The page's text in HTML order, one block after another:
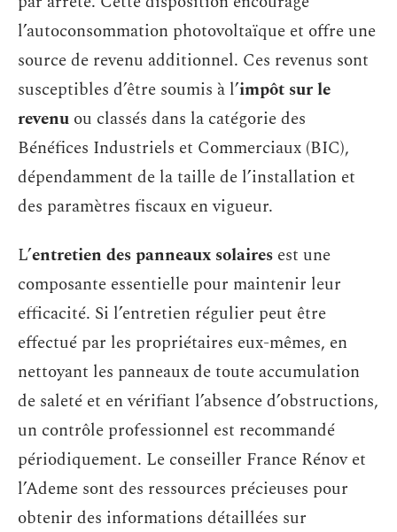
l’autoconsommation photovoltaïque et offre une
source de revenu additionnel. Ces revenus sont
susceptibles d’être soumis à l’impôt sur le
revenu ou classés dans la catégorie des
Bénéfices Industriels et Commerciaux (BIC),
dépendamment de la taille de l’installation et
des paramètres fiscaux en vigueur.
L’entretien des panneaux solaires est une
composante essentielle pour maintenir leur
efficacité. Si l’entretien régulier peut être
effectué par les propriétaires eux-mêmes, en
nettoyant les panneaux de toute accumulation
de saleté et en vérifiant l’absence d’obstructions,
un contrôle professionnel est recommandé
périodiquement. Le conseiller France Rénov et
l’Ademe sont des ressources précieuses pour
obtenir des informations détaillées sur